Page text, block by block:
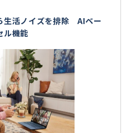
生活ノイズを排除 AIベー
ル機能